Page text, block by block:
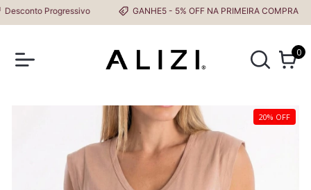
Progressivo GANHE5 - 5% OFF NA PRIMEIRA COMPRA
0
20% OFF